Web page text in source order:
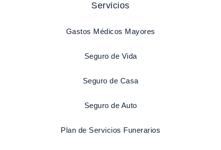
Servicios
Gastos Médicos Mayores
Seguro de Vida
Seguro de Casa
Seguro de Auto
Plan de Servicios Funerarios